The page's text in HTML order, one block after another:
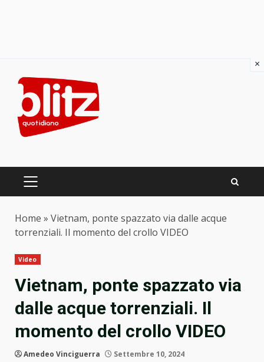
content
PRIMARY
Home » Vietnam, ponte spazzato via dalle acque
torrenziali. Il momento del crollo VIDEO
Video
Vietnam, ponte spazzato via
dalle acque torrenziali. Il
momento del crollo VIDEO
Amedeo Vinciguerra Settembre 10, 2024
×